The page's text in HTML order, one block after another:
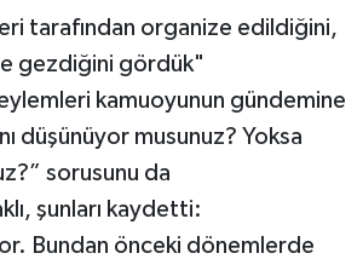
tarafından organize edildiğini,
gezdiğini gördük"
kamuoyunun gündemine
düşünüyor musunuz? Yoksa
sorusunu da
şunları kaydetti:
Bundan önceki dönemlerde